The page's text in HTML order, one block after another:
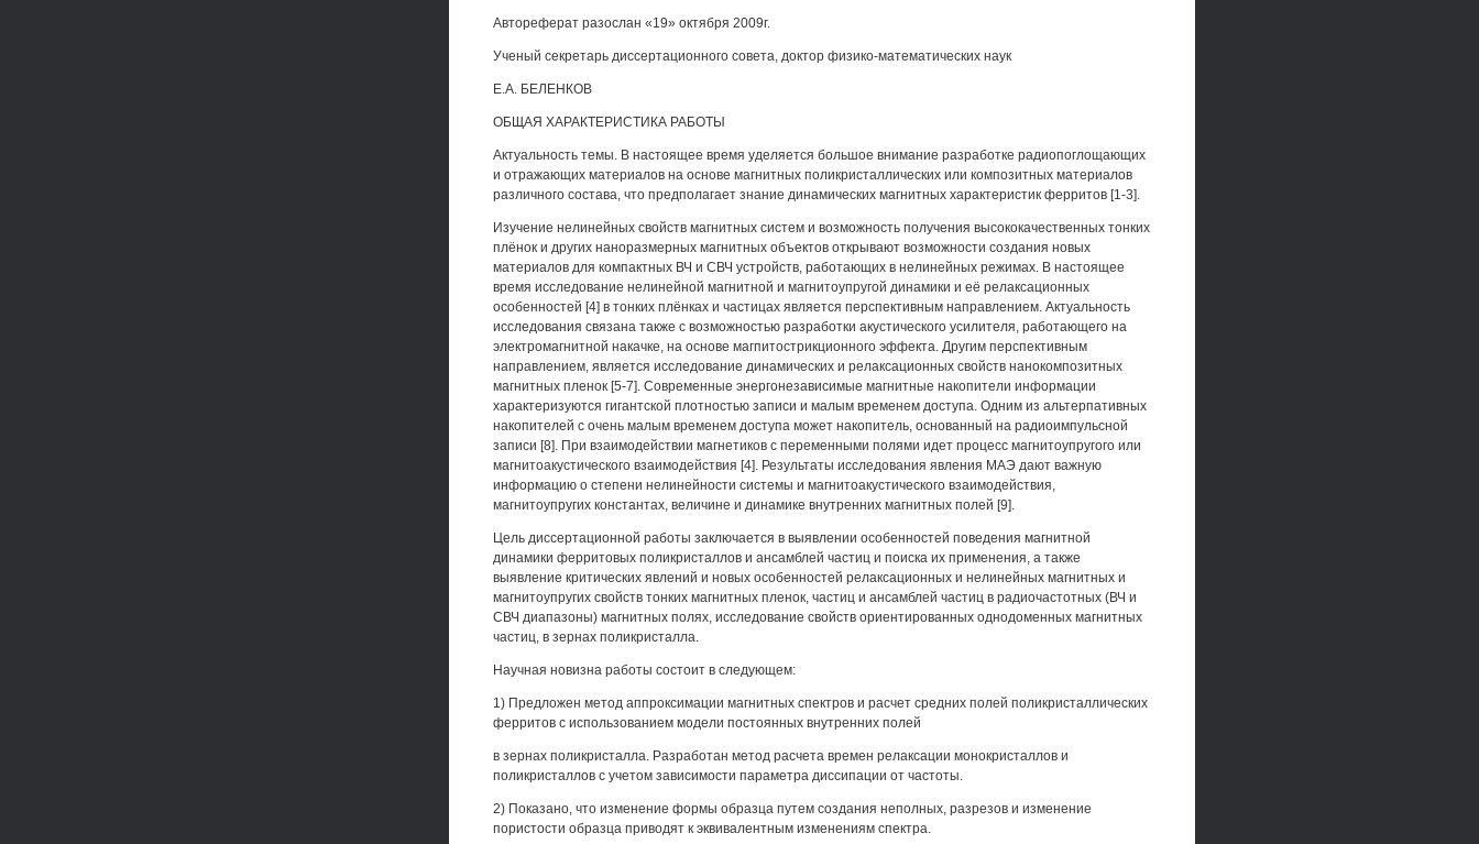
Автореферат разослан «19» октября 2009г.
Ученый секретарь диссертационного совета, доктор физико-математических наук
Е.А. БЕЛЕНКОВ
ОБЩАЯ ХАРАКТЕРИСТИКА РАБОТЫ
Актуальность темы. В настоящее время уделяется большое внимание разработке радиопоглощающих
и отражающих материалов на основе магнитных поликристаллических или композитных материалов
различного состава, что предполагает знание динамических магнитных характеристик ферритов [1-3].
Изучение нелинейных свойств магнитных систем и возможность получения высококачественных тонких
плёнок и других наноразмерных магнитных объектов открывают возможности создания новых
материалов для компактных ВЧ и СВЧ устройств, работающих в нелинейных режимах. В настоящее
время исследование нелинейной магнитной и магнитоупругой динамики и её релаксационных
особенностей [4] в тонких плёнках и частицах является перспективным направлением. Актуальность
исследования связана также с возможностью разработки акустического усилителя, работающего на
электромагнитной накачке, на основе магпитострикционного эффекта. Другим перспективным
направлением, является исследование динамических и релаксационных свойств нанокомпозитных
магнитных пленок [5-7]. Современные энергонезависимые магнитные накопители информации
характеризуются гигантской плотностью записи и малым временем доступа. Одним из альтерпативных
накопителей с очень малым временем доступа может накопитель, основанный на радиоимпульсной
записи [8]. При взаимодействии магнетиков с переменными полями идет процесс магнитоупругого или
магнитоакустического взаимодействия [4]. Результаты исследования явления МАЭ дают важную
информацию о степени нелинейности системы и магнитоакустического взаимодействия,
магнитоупругих константах, величине и динамике внутренних магнитных полей [9].
Цель диссертационной работы заключается в выявлении особенностей поведения магнитной
динамики ферритовых поликристаллов и ансамблей частиц и поиска их применения, а также
выявление критических явлений и новых особенностей релаксационных и нелинейных магнитных и
магнитоупругих свойств тонких магнитных пленок, частиц и ансамблей частиц в радиочастотных (ВЧ и
СВЧ диапазоны) магнитных полях, исследование свойств ориентированных однодоменных магнитных
частиц, в зернах поликристалла.
Научная новизна работы состоит в следующем:
1) Предложен метод аппроксимации магнитных спектров и расчет средних полей поликристаллических
ферритов с использованием модели постоянных внутренних полей
в зернах поликристалла. Разработан метод расчета времен релаксации монокристаллов и
поликристаллов с учетом зависимости параметра диссипации от частоты.
2) Показано, что изменение формы образца путем создания неполных, разрезов и изменение
пористости образца приводят к эквивалентным изменениям спектра.